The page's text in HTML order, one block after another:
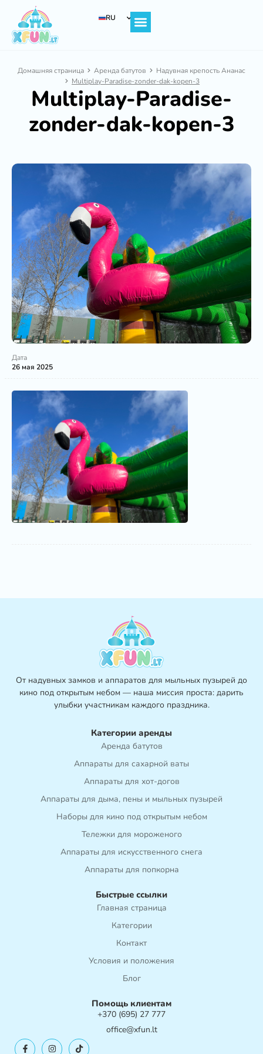
RU
Домашняя страница Аренда батутов
Надувная крепость Ананас
Multiplay-Paradise-zonder-dak-kopen-3
Multiplay-Paradise-
zonder-dak-kopen-3
Дата
26 мая 2025
От надувных замков и аппаратов для мыльных пузырей до
кино под открытым небом — наша миссия проста: дарить
улыбки участникам каждого праздника.
Категории аренды
Аренда батутов
Аппараты для сахарной ваты
Аппараты для хот-догов
Аппараты для дыма, пены и мыльных пузырей
Наборы для кино под открытым небом
Тележки для мороженого
Аппараты для искусственного снега
Аппараты для попкорна
Быстрые ссылки
Главная страница
Категории
Контакт
Условия и положения
Блог
Помощь клиентам
+370 (695) 27 777
office@xfun.lt